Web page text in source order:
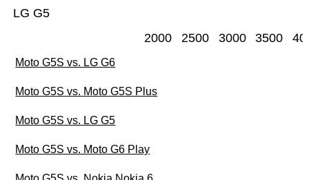
LG G5
2000 2500 3000 3500
Moto G5S vs. LG G6
Moto G5S vs. Moto G5S Plus
Moto G5S vs. LG G5
Moto G5S vs. Moto G6 Play